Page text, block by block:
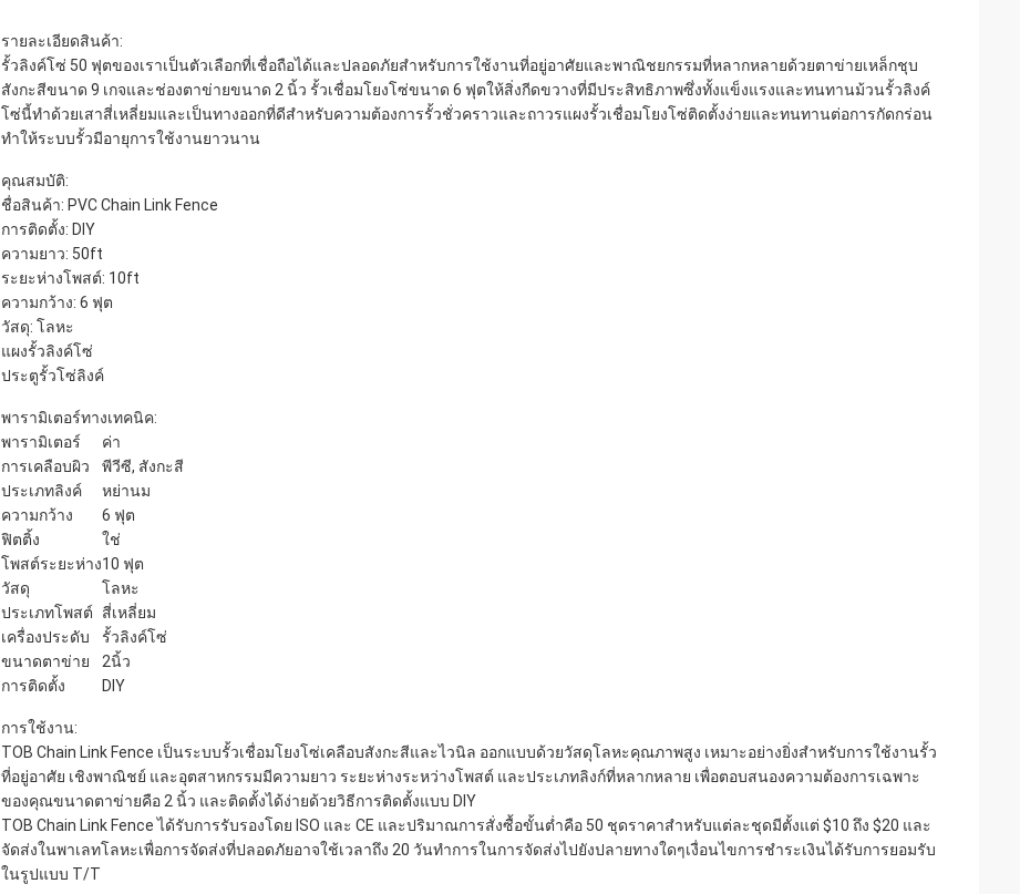
รายละเอียดสินค้า:
รั้วลิงค์โซ่ 50 ฟุตของเราเป็นตัวเลือกที่เชื่อถือได้และปลอดภัยสำหรับการใช้งานที่อยู่อาศัยและพาณิชยกรรมที่หลากหลายด้วยตาข่ายเหล็กชุบ
สังกะสีขนาด 9 เกจและช่องตาข่ายขนาด 2 นิ้ว รั้วเชื่อมโยงโซ่ขนาด 6 ฟุตให้สิ่งกีดขวางที่มีประสิทธิภาพซึ่งทั้งแข็งแรงและทนทานม้วนรั้วลิงค์
โซ่นี้ทำด้วยเสาสี่เหลี่ยมและเป็นทางออกที่ดีสำหรับความต้องการรั้วชั่วคราวและถาวรแผงรั้วเชื่อมโยงโซ่ติดตั้งง่ายและทนทานต่อการกัดกร่อน
ทำให้ระบบรั้วมีอายุการใช้งานยาวนาน
คุณสมบัติ:
ชื่อสินค้า: PVC Chain Link Fence
การติดตั้ง: DIY
ความยาว: 50ft
ระยะห่างโพสต์: 10ft
ความกว้าง: 6 ฟุต
วัสดุ: โลหะ
แผงรั้วลิงค์โซ่
ประตูรั้วโซ่ลิงค์
พารามิเตอร์ทางเทคนิค:
พารามิเตอร์
ค่า
การเคลือบผิว
พีวีซี, สังกะสี
ประเภทลิงค์
หย่านม
ความกว้าง
6 ฟุต
ฟิตติ้ง
ใช่
โพสต์ระยะห่าง10 ฟุต
วัสดุ
โลหะ
ประเภทโพสต์
สี่เหลี่ยม
เครื่องประดับ
รั้วลิงค์โซ่
ขนาดตาข่าย
2นิ้ว
การติดตั้ง
DIY
การใช้งาน:
TOB Chain Link Fence เป็นระบบรั้วเชื่อมโยงโซ่เคลือบสังกะสีและไวนิล ออกแบบด้วยวัสดุโลหะคุณภาพสูง เหมาะอย่างยิ่งสำหรับการใช้งานรั้ว
ที่อยู่อาศัย เชิงพาณิชย์ และอุตสาหกรรมมีความยาว ระยะห่างระหว่างโพสต์ และประเภทลิงก์ที่หลากหลาย เพื่อตอบสนองความต้องการเฉพาะ
ของคุณขนาดตาข่ายคือ 2 นิ้ว และติดตั้งได้ง่ายด้วยวิธีการติดตั้งแบบ DIY
TOB Chain Link Fence ได้รับการรับรองโดย ISO และ CE และปริมาณการสั่งซื้อขั้นต่ำคือ 50 ชุดราคาสำหรับแต่ละชุดมีตั้งแต่ $10 ถึง $20 และ
จัดส่งในพาเลทโลหะเพื่อการจัดส่งที่ปลอดภัยอาจใช้เวลาถึง 20 วันทำการในการจัดส่งไปยังปลายทางใดๆเงื่อนไขการชำระเงินได้รับการยอมรับ
ในรูปแบบ T/T